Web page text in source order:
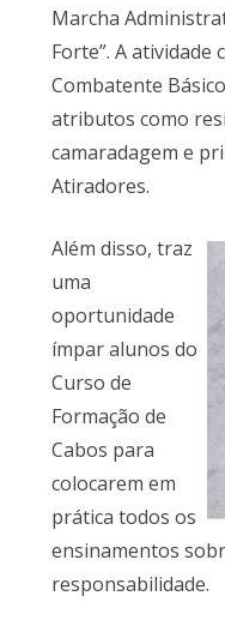
Marcha
Forte”. A
Combatente
atributos como
camaradagem e
Atiradores.
Além disso, traz
uma
oportunidade
ímpar alunos do
Curso de
Formação de
Cabos para
colocarem em
prática todos os
ensinamentos
responsabilidade.